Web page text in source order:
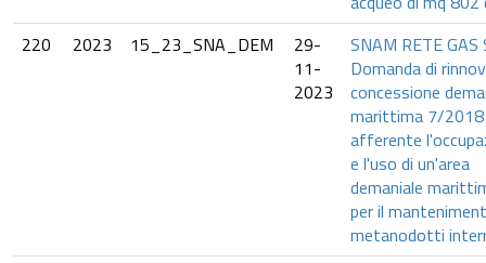
220
2023 15_23_SNA_DEM
29-
11-
2023
SNAM RETE GAS
Domanda di
concessione
marittima 7/2018
afferente
e l'uso di un'area
demaniale
per il
metanodotti